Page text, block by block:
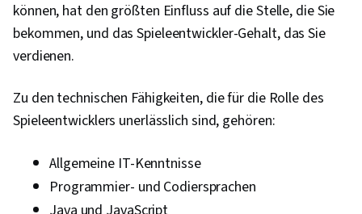
der Programmierung, Algorithmen,
Rechnerische Logik, Speicherverwaltung,
können, hat den größten Einfluss auf die Stelle, die Sie
bekommen, und das Spieleentwickler-Gehalt, das Sie
verdienen.
Zu den technischen Fähigkeiten, die für die Rolle des
Spieleentwicklers unerlässlich sind, gehören:
Allgemeine IT-Kenntnisse
Programmier- und Codiersprachen